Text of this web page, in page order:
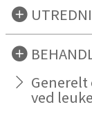
ved